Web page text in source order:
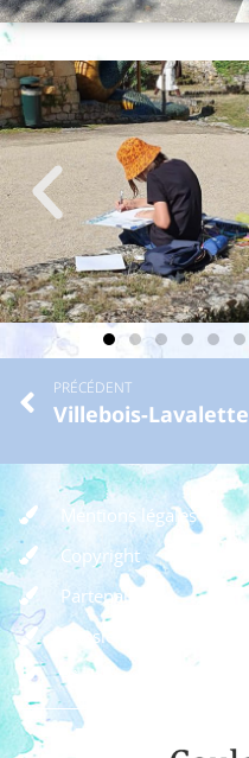
PRÉCÉDENT
Villebois-Lavalette
Mentions légales
Copyright
Partenaires
Dossier de presse
Règlement des concours